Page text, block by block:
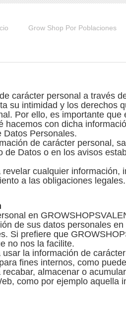
Grow Shop Por Poblaciones
carácter personal a través
su intimidad y los derechos
Por ello, es importante
hacemos con dicha
Datos Personales.
de carácter personal,
de Datos o en los avisos
cualquier
a las obligaciones legales.
en
de sus datos personales
Si prefiere que
no nos la facilite.
la información de
fines internos, como
almacenar o
como por ejemplo aquella